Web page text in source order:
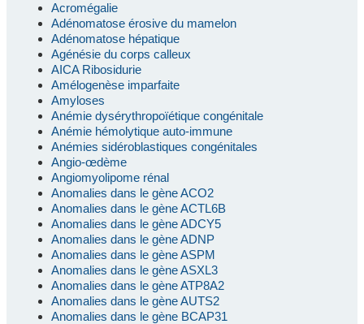
Acromégalie
Adénomatose érosive du mamelon
Adénomatose hépatique
Agénésie du corps calleux
AICA Ribosidurie
Amélogenèse imparfaite
Amyloses
Anémie dysérythropoïétique congénitale
Anémie hémolytique auto-immune
Anémies sidéroblastiques congénitales
Angio-œdème
Angiomyolipome rénal
Anomalies dans le gène ACO2
Anomalies dans le gène ACTL6B
Anomalies dans le gène ADCY5
Anomalies dans le gène ADNP
Anomalies dans le gène ASPM
Anomalies dans le gène ASXL3
Anomalies dans le gène ATP8A2
Anomalies dans le gène AUTS2
Anomalies dans le gène BCAP31